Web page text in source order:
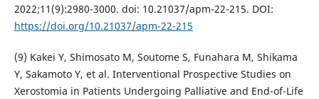
2022;11(9):2980-3000. doi: 10.21037/apm-22-215. DOI:
https://doi.org/10.21037/apm-22-215
(9) Kakei Y, Shimosato M, Soutome S, Funahara M, Shikama
Y, Sakamoto Y, et al. Interventional Prospective Studies on
Xerostomia in Patients Undergoing Palliative and End-of-Life